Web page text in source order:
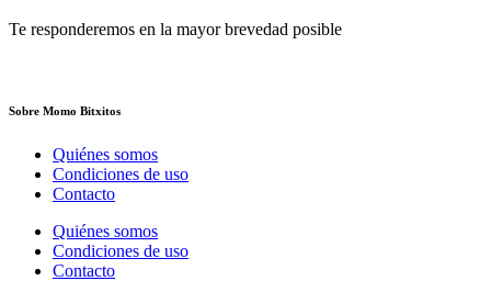
Te responderemos en la mayor brevedad posible
Sobre Momo Bitxitos
Quiénes somos
Condiciones de uso
Contacto
Quiénes somos
Condiciones de uso
Contacto